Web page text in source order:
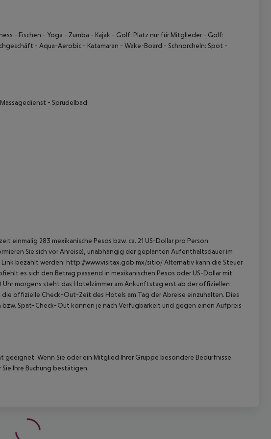
- Fischen - Yoga - Zumba - Kajak - Golf: Platz nur für Mitglieder - Golf:
- Aqua-Aerobic - Katamaran - Wake-Board - Schnorcheln: Spot -
- Sprudelbad
einmalig 283 mexikanische Pesos bzw. ca. 21 US-Dollar pro Person
Sie sich vor Anreise), unabhängig der geplanten Aufenthaltsdauer im
bezahlt werden: http://www.visitax.gob.mx/sitio/ Alternativ kann die Steuer
es sich den Betrag passend in mexikanischen Pesos oder US-Dollar mit
morgens steht das Hotelzimmer am Ankunftstag erst ab der offiziellen
offizielle Check-Out-Zeit des Hotels am Tag der Abreise einzuhalten. Dies
bzw. Spät-Check-Out können je nach Verfügbarkeit und gegen einen Aufpreis
geeignet. Wenn Sie oder ein Mitglied Ihrer Gruppe besondere Bedürfnisse
Ihre Buchung bestätigen.